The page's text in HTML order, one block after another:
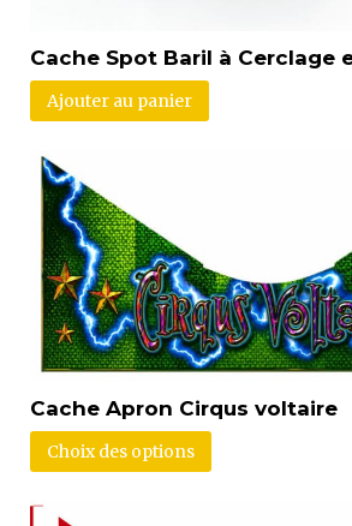
Cache Spot Baril à Cerclage
Ajouter au panier
Cache Apron Cirqus voltaire
Choix des options